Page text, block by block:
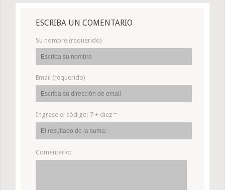
ESCRIBA UN COMENTARIO
Su nombre (requerido)
Email (requerido)
Ingrese el código: 7 + diez =
Comentario: